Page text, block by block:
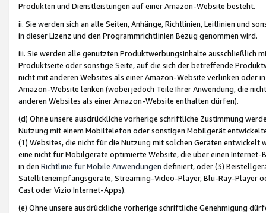
Produkten und Dienstleistungen auf einer Amazon-Website besteht.
ii. Sie werden sich an alle Seiten, Anhänge, Richtlinien, Leitlinien und
in dieser Lizenz und den Programmrichtlinien Bezug genommen wird.
iii. Sie werden alle genutzten Produktwerbungsinhalte ausschließlich
Produktseite oder sonstige Seite, auf die sich der betreffende
nicht mit anderen Websites als einer Amazon-Website verlinken oder
Amazon-Website lenken (wobei jedoch Teile Ihrer Anwendung, die
anderen Websites als einer Amazon-Website enthalten dürfen).
(d) Ohne unsere ausdrückliche vorherige schriftliche Zustimmung
Nutzung mit einem Mobiltelefon oder sonstigen Mobilgerät
(1) Websites, die nicht für die Nutzung mit solchen Geräten
eine nicht für Mobilgeräte optimierte Website, die über einen
in den Richtlinie für Mobile Anwendungen definiert, oder (3)
Satellitenempfangsgeräte, Streaming-Video-Player, Blu-Ray-Player
Cast oder Vizio Internet-Apps).
(e) Ohne unsere ausdrückliche vorherige schriftliche Genehmigung